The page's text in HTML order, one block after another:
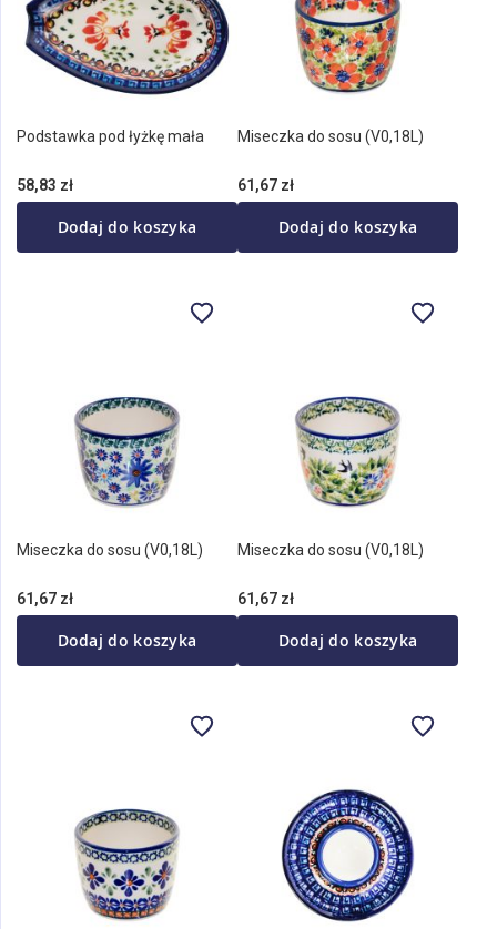
Podstawka pod łyżkę mała
58,83 zł
Dodaj do koszyka
Miseczka do sosu (V0,18L)
61,67 zł
Dodaj do koszyka
Miseczka do sosu (V0,18L)
61,67 zł
Dodaj do koszyka
Miseczka do sosu (V0,18L)
61,67 zł
Dodaj do koszyka